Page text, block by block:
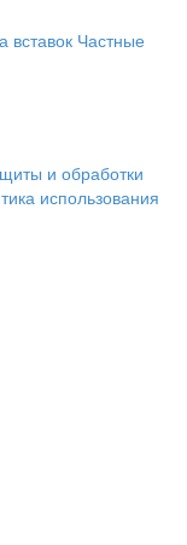
вставок Частные
и обработки
использования